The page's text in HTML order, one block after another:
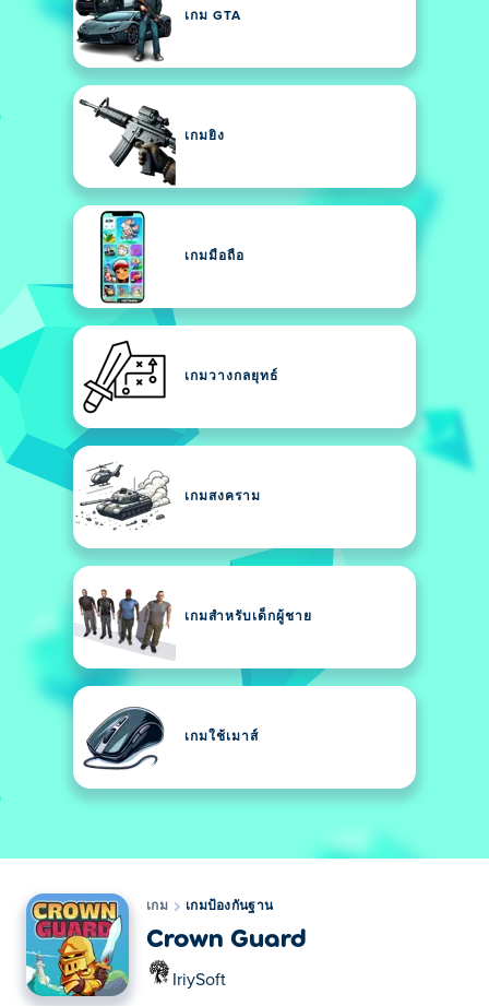
เกม GTA
เกมยิง
เกมมือถือ
เกมวางกลยุทธ์
เกมสงคราม
เกมสำหรับเด็กผู้ชาย
เกมใช้เมาส์
เกม เกมป้องกันฐาน
Crown Guard
IriySoft